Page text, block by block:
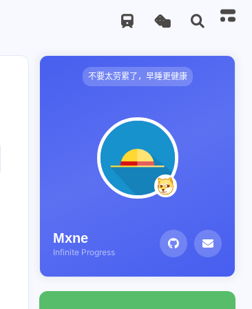
不要太劳累了，早睡更健康
Mxne
Infinite Progress